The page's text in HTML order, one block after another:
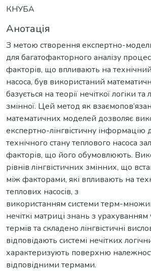
КНУБА
Анотація
З метою створення експертно-
для багатофакторного аналізу
факторів, що впливають на
насоса, був використаний
базується на теорії нечіткої логіки та
змінної. Цей метод як
математичних моделей дозволяє
експертно-лінгвістичну інформацію
технічного стану теплового насоса
факторів, що його обумовлюють.
рівнів лінгвістичних змінних, що
між факторами, які впливають на
теплових насосів, з
використанням системи терм-
нечіткі матриці знань з
термів та складено лінгвістичні
відповідають системі нечітких
характеризують поверхню
відповідними термами.